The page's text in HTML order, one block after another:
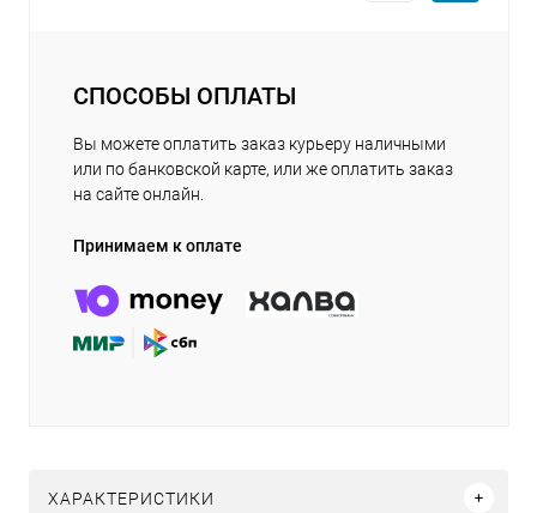
СПОСОБЫ ОПЛАТЫ
Вы можете оплатить заказ курьеру наличными
или по банковской карте, или же оплатить заказ
на сайте онлайн.
Принимаем к оплате
ХАРАКТЕРИСТИКИ